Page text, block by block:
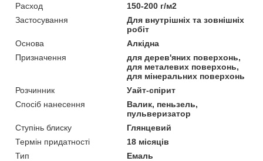
Расход
150-200 г/м2
Застосування
Для внутрішніх та зовнішніх
робіт
Основа
Алкідна
Призначення
для дерев'яних поверхонь,
для металевих поверхонь,
для мінеральних поверхонь
Розчинник
Уайт-спірит
Спосіб нанесення
Валик, пеньзель,
пульверизатор
Ступінь блиску
Глянцевий
Термін придатності
18 місяців
Тип
Емаль